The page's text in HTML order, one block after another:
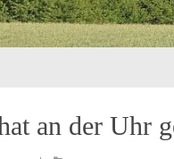
an der Uhr